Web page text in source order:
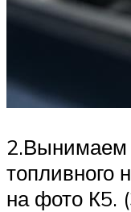
2.Вынимаем
топливного
на фото К5.